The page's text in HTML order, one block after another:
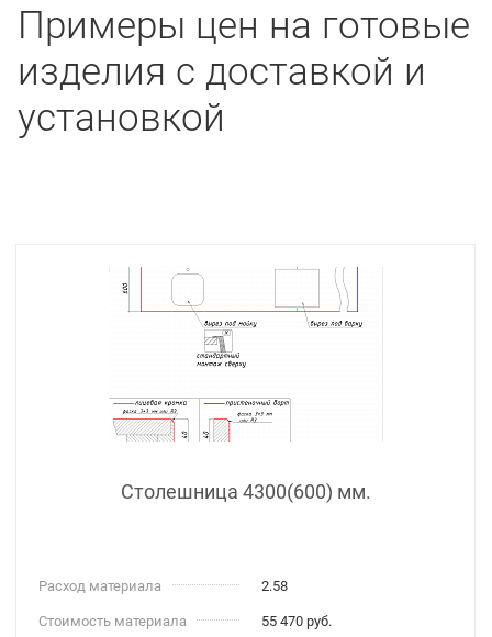
Примеры цен на готовые
изделия с доставкой и
установкой
Столешница 4300(600) мм.
Расход материала 2.58
Стоимость материала 55 470 руб.